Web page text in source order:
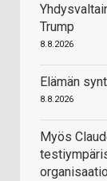
Trump
8.8.2026
Elämän
8.8.2026
Myös